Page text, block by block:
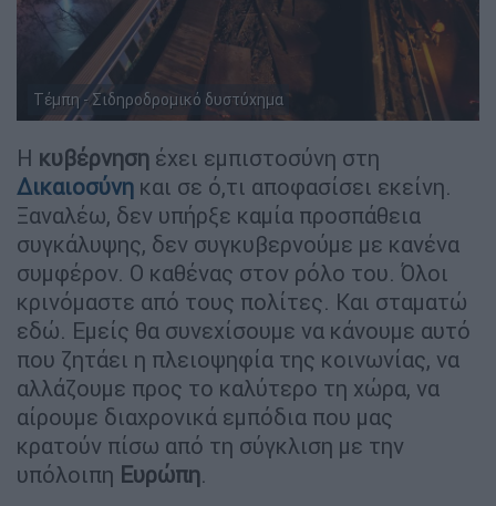
Τέμπη - Σιδηροδρομικό δυστύχημα
Η κυβέρνηση έχει εμπιστοσύνη στη
Δικαιοσύνη και σε ό,τι αποφασίσει εκείνη.
Ξαναλέω, δεν υπήρξε καμία προσπάθεια
συγκάλυψης, δεν συγκυβερνούμε με κανένα
συμφέρον. Ο καθένας στον ρόλο του. Όλοι
κρινόμαστε από τους πολίτες. Και σταματώ
εδώ. Εμείς θα συνεχίσουμε να κάνουμε αυτό
που ζητάει η πλειοψηφία της κοινωνίας, να
αλλάζουμε προς το καλύτερο τη χώρα, να
αίρουμε διαχρονικά εμπόδια που μας
κρατούν πίσω από τη σύγκλιση με την
υπόλοιπη Ευρώπη.